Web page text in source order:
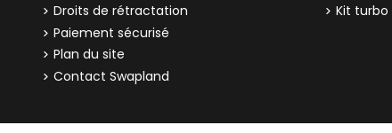
Droits de rétractation
Paiement sécurisé
Plan du site
Contact Swapland
Kit turbo